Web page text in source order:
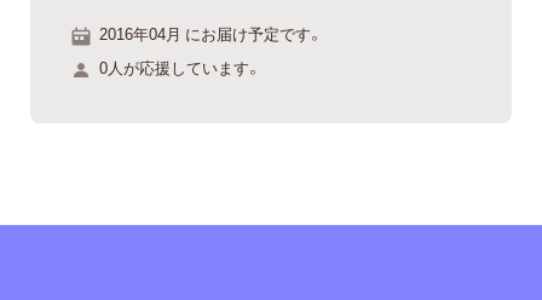
2016年04月 にお届け予定です。
0人が応援しています。